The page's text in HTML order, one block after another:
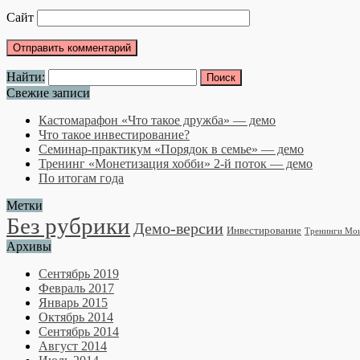
Сайт
Найти:
Свежие записи
Кастомарафон «Что такое дружба» — демо
Что такое инвестирование?
Семинар-практикум «Порядок в семье» — демо
Тренинг «Монетизация хобби» 2-й поток — демо
По итогам года
Метки
Без рубрики Демо-версии Инвестирование Тренинги
Архивы
Сентябрь 2019
Февраль 2017
Январь 2015
Октябрь 2014
Сентябрь 2014
Август 2014